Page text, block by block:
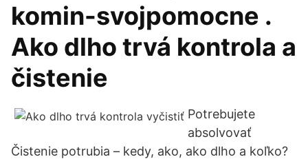
komin-svojpomocne .
Ako dlho trvá kontrola a
čistenie
Potrebujete
absolvovať
Čistenie potrubia – kedy, ako, ako dlho a koľko?